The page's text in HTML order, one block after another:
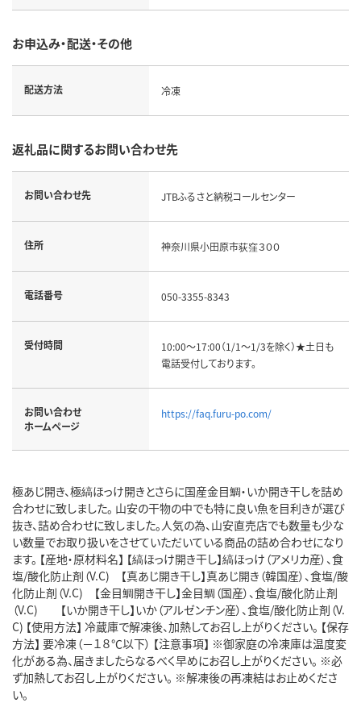
お申込み・配送・その他
配送方法 冷凍
返礼品に関するお問い合わせ先
お問い合わせ先 JTBふるさと納税コールセンター
住所 神奈川県小田原市荻窪３００
電話番号 050-3355-8343
受付時間
10:00～17:00（1/1～1/3を除く）★土日も
電話受付しております。
お問い合わせ
ホームページ
https://faq.furu-po.com/
極あじ開き、極縞ほっけ開きとさらに国産金目鯛・いか開き干しを詰め
合わせに致しました。 山安の干物の中でも特に良い魚を目利きが選び
抜き、詰め合わせに致しました。人気の為、山安直売店でも数量も少な
い数量でお取り扱いをさせていただいている商品の詰め合わせになり
ます。 【産地・原材料名】 【縞ほっけ開き干し】縞ほっけ（アメリカ産）、食
塩/酸化防止剤（V.C) 【真あじ開き干し】真あじ開き（韓国産）、食塩/酸
化防止剤（V.C) 【金目鯛開き干し】金目鯛（国産）、食塩/酸化防止剤
（V.C) 【いか開き干し】いか（アルゼンチン産）、食塩/酸化防止剤（V.
C) 【使用方法】 冷蔵庫で解凍後、加熱してお召し上がりください。 【保存
方法】 要冷凍（－１８℃以下） 【注意事項】 ※御家庭の冷凍庫は温度変
化がある為、届きましたらなるべく早めにお召し上がりください。 ※必
ず加熱してお召し上がりください。 ※解凍後の再凍結はお止めくださ
い。